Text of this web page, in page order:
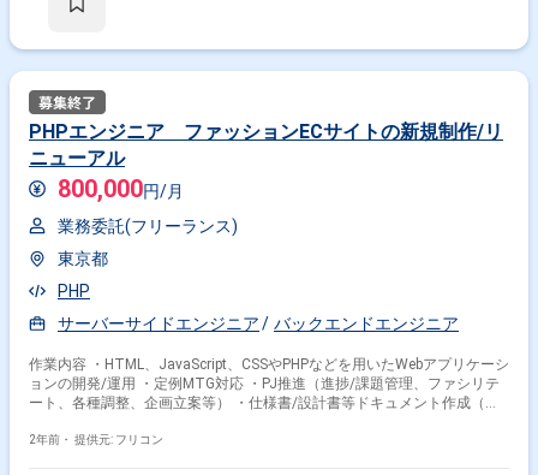
PHPエンジニア ファッションECサイトの新規制作/リ
ニューアル
800,000円/月
業務委託(フリーランス)
東京都
PHP
サーバーサイドエンジニア
バックエンドエンジニア
作業内容 ・HTML、JavaScript、CSSやPHPなどを用いたWebアプリケーシ
ョンの開発/運用 ・定例MTG対応 ・PJ推進（進捗/課題管理、ファシリテ
ート、各種調整、企画立案等） ・仕様書/設計書等ドキュメント作成（一
2年前・ 提供元: フリコン
掛け合わせ条件で絞り込む
フレームワークで絞り込む
PHP × Laravel PHP × CakePHP
職種で絞り込む
PHP × アプリケーションエンジニア
業界で絞り込む